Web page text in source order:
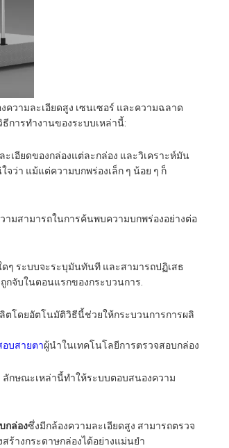
ความละเอียดสูง เซนเซอร์ และความฉลาด
การทํางานของระบบเหล่านี้:
ะเอียดของกล่องแต่ละกล่อง และวิเคราะห์มัน
ว่า แม้แต่ความบกพร่องเล็ก ๆ น้อย ๆ ก็
ามสามารถในการค้นพบความบกพร่องอย่างต่อ
ๆ ระบบจะระบุมันทันที และสามารถปฏิเสธ
กจับในตอนแรกของกระบวนการ.
ตโดยอัตโนมัติวิธีนี้ช่วยให้กระบวนการการผลิ
อบสายตาผู้นําในเทคโนโลยีการตรวจสอบกล่อง
กษณะเหล่านี้ทําให้ระบบตอบสนองความ
กล่องซึ่งมีกล้องความละเอียดสูง สามารถตรวจ
างกระดาษกล่องได้อย่างแม่นยํา